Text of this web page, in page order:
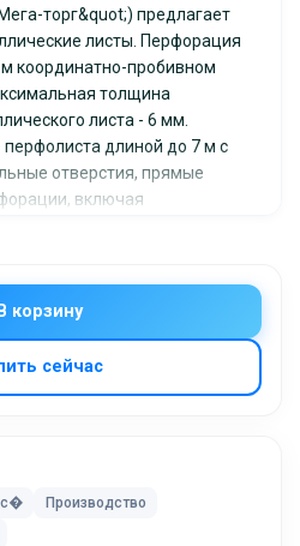
В корзину
сейчас
Производство
листы. Перфорация
координатно-пробивном
толщина
листа - 6 мм.
длиной до 7 м с
отверстия, прямые
включая
перфолисты, LGE,
металл
Московская область,
район, д. Липуниха